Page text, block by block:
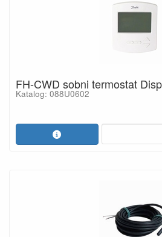
FH-CWD sobni termostat
Katalog: 088U0602